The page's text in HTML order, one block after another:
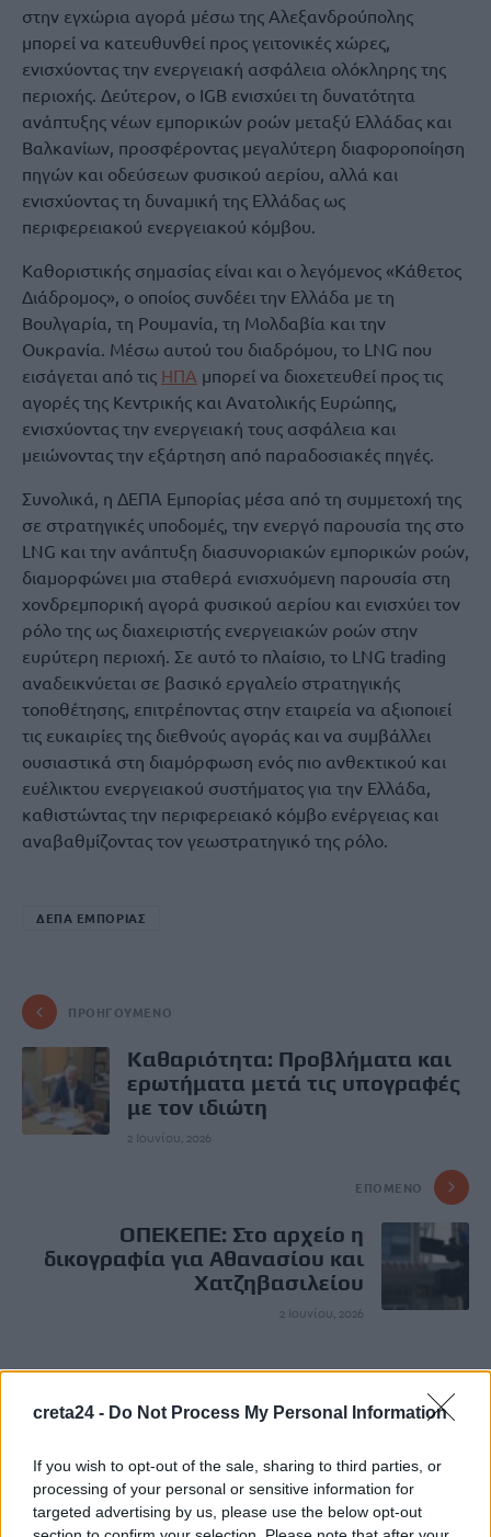
creta24 - Do Not Process My Personal Information
If you wish to opt-out of the sale, sharing to third parties, or
processing of your personal or sensitive information for
targeted advertising by us, please use the below opt-out
στην εγχώρια αγορά μέσω της Αλεξανδρούπολης
μπορεί να κατευθυνθεί προς γειτονικές χώρες,
ενισχύοντας την ενεργειακή ασφάλεια ολόκληρης της
περιοχής. Δεύτερον, ο IGB ενισχύει τη δυνατότητα
ανάπτυξης νέων εμπορικών ροών μεταξύ Ελλάδας και
Βαλκανίων, προσφέροντας μεγαλύτερη διαφοροποίηση
πηγών και οδεύσεων φυσικού αερίου, αλλά και
ενισχύοντας τη δυναμική της Ελλάδας ως
περιφερειακού ενεργειακού κόμβου.
Καθοριστικής σημασίας είναι και ο λεγόμενος «Κάθετος
Διάδρομος», ο οποίος συνδέει την Ελλάδα με τη
Βουλγαρία, τη Ρουμανία, τη Μολδαβία και την
Ουκρανία. Μέσω αυτού του διαδρόμου, το LNG που
εισάγεται από τις ΗΠΑ μπορεί να διοχετευθεί προς τις
αγορές της Κεντρικής και Ανατολικής Ευρώπης,
ενισχύοντας την ενεργειακή τους ασφάλεια και
μειώνοντας την εξάρτηση από παραδοσιακές πηγές.
Συνολικά, η ΔΕΠΑ Εμπορίας μέσα από τη συμμετοχή της
σε στρατηγικές υποδομές, την ενεργό παρουσία της στο
LNG και την ανάπτυξη διασυνοριακών εμπορικών ροών,
διαμορφώνει μια σταθερά ενισχυόμενη παρουσία στη
χονδρεμπορική αγορά φυσικού αερίου και ενισχύει τον
ρόλο της ως διαχειριστής ενεργειακών ροών στην
ευρύτερη περιοχή. Σε αυτό το πλαίσιο, το LNG trading
αναδεικνύεται σε βασικό εργαλείο στρατηγικής
τοποθέτησης, επιτρέποντας στην εταιρεία να αξιοποιεί
τις ευκαιρίες της διεθνούς αγοράς και να συμβάλλει
ουσιαστικά στη διαμόρφωση ενός πιο ανθεκτικού και
ευέλικτου ενεργειακού συστήματος για την Ελλάδα,
καθιστώντας την περιφερειακό κόμβο ενέργειας και
αναβαθμίζοντας τον γεωστρατηγικό της ρόλο.
ΔΕΠΑ ΕΜΠΟΡΙΑΣ
ΠΡΟΗΓΟΎΜΕΝΟ
Καθαριότητα: Προβλήματα και
ερωτήματα μετά τις υπογραφές
με τον ιδιώτη
2 Ιουνίου, 2026
ΕΠΌΜΕΝΟ
ΟΠΕΚΕΠΕ: Στο αρχείο η
δικογραφία για Αθανασίου και
Χατζηβασιλείου
2 Ιουνίου, 2026
στην
Google
ΡΟΗ ΕΙΔΗΣΕΩΝ